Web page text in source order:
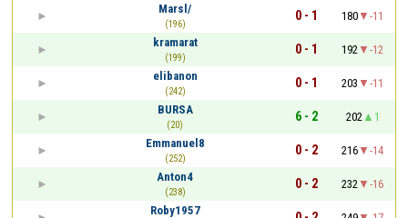
Marsl/
(196)
0 - 1 180
-11
kramarat
(199)
0 - 1 192
-12
elibanon
(242)
0 - 1 203
-11
BURSA
(20)
6 - 2 202
1
Emmanuel8
(252)
0 - 2 216
-14
Anton4
(238)
0 - 2 232
-16
Roby1957